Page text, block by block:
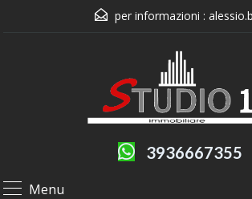
per informazioni :
3936667355
Menu